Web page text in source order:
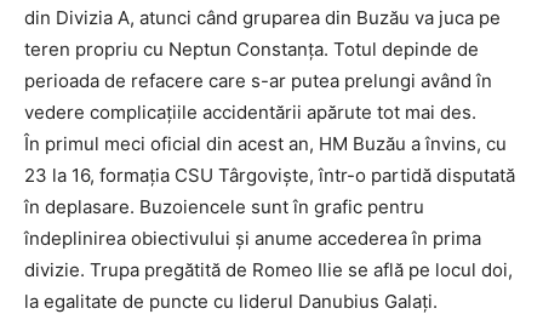
din Divizia A, atunci când gruparea din Buzău va juca pe
teren propriu cu Neptun Constanţa. Totul depinde de
perioada de refacere care s-ar putea prelungi având în
vedere complicaţiile accidentării apărute tot mai des.
În primul meci oficial din acest an, HM Buzău a învins, cu
23 la 16, formaţia CSU Târgovişte, într-o partidă disputată
în deplasare. Buzoiencele sunt în grafic pentru
îndeplinirea obiectivului şi anume accederea în prima
divizie. Trupa pregătită de Romeo Ilie se află pe locul doi,
la egalitate de puncte cu liderul Danubius Galaţi.